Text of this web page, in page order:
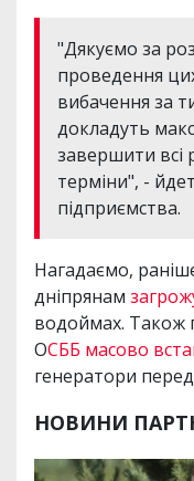
"Дякуємо за
проведення
вибачення за
докладуть
завершити всі
терміни", -
підприємства.
Нагадаємо,
дніпрянам
водоймах. Також
ОСББ масово
генератори